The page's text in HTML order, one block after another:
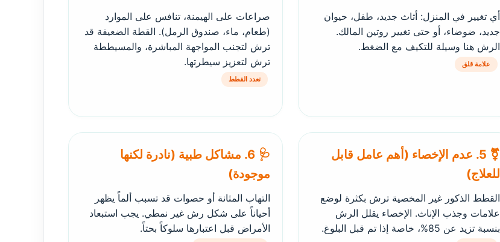
أي تغيير في المنزل: أثاث جديد، طفل، حيوان
جديد، ضوضاء، أو حتى تغيير روتين المالك.
الرش هنا وسيلة للتكيف مع الضغط.
علامة قلق
صراعات على الهيمنة، تنافس على الموارد
(طعام، ماء، صندوق الرمل). القطة الضعيفة قد
ترش لتجنب المواجهة المباشرة، والمسيططة
ترش لتعزيز سيطرتها.
تعدد القطط
⚧️ 5. عدم الإخصاء (أهم عامل قابل
للعلاج)
القطط الذكور غير المخصية ترش بكثرة لوضع
علامات وجذب الإناث. الإخصاء يقلل الرش
بنسبة تزيد عن 85%، خاصة إذا تم قبل البلوغ.
🩺 6. مشاكل طبية (نادرة لكنها
موجودة)
التهاب المثانة أو حصوات قد تسبب ألماً يظهر
أحياناً على شكل رش غير نمطي. يجب استبعاد
الأمراض قبل اعتبارها سلوكاً بحتاً.